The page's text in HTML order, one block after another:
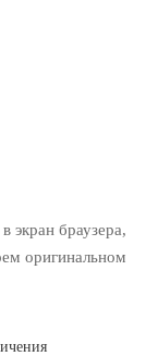
экран браузера,
оригинальном